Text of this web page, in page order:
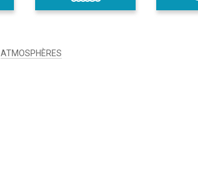
ATMOSPHÈRES